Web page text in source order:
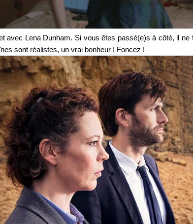
avec Lena Dunham. Si vous êtes passé(e)s à côté, il
sont réalistes, un vrai bonheur ! Foncez !